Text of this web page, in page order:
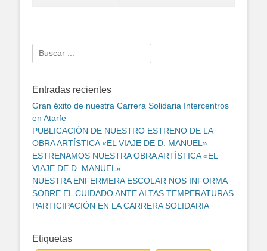
Search
for:
Entradas recientes
Gran éxito de nuestra Carrera Solidaria Intercentros
en Atarfe
PUBLICACIÓN DE NUESTRO ESTRENO DE LA
OBRA ARTÍSTICA «EL VIAJE DE D. MANUEL»
ESTRENAMOS NUESTRA OBRA ARTÍSTICA «EL
VIAJE DE D. MANUEL»
NUESTRA ENFERMERA ESCOLAR NOS INFORMA
SOBRE EL CUIDADO ANTE ALTAS TEMPERATURAS
PARTICIPACIÓN EN LA CARRERA SOLIDARIA
Etiquetas